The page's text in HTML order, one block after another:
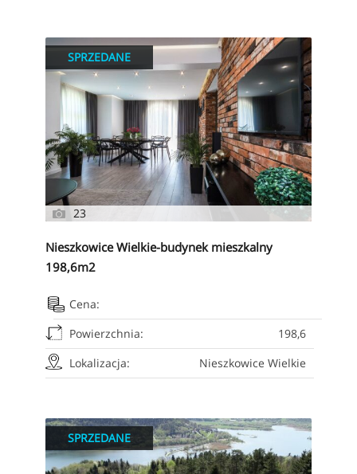
SPRZEDANE
23
Nieszkowice Wielkie-budynek mieszkalny
198,6m2
Cena:
Powierzchnia:
198,6
Lokalizacja:
Nieszkowice Wielkie
SPRZEDANE